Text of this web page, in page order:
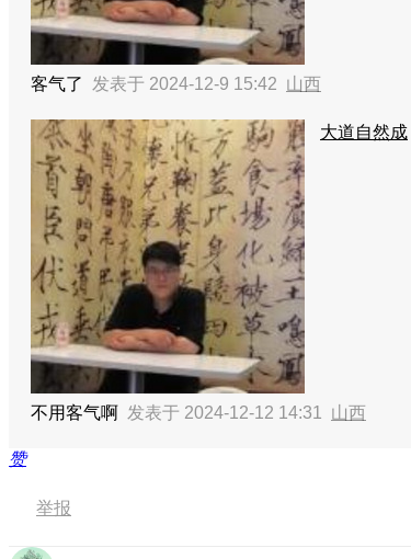
客气了 发表于 2024-12-9 15:42 山西
大道自然成
不用客气啊 发表于 2024-12-12 14:31 山西
赞
举报